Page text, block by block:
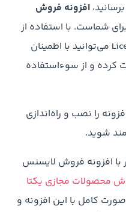
افزونه فروش
شماست. با استفاده از
License Manager for WooCommerce می‌توانید با اطمینان
کرده و از سوء‌استفاده
را نصب و راه‌اندازی
شوید.
با افزونه فروش لایسنس
محصولات مجازی یکتا
کامل با این افزونه و